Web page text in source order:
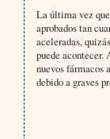
La última vez
aprobados tan
aceleradas,
puede
nuevos fármacos
debido a graves